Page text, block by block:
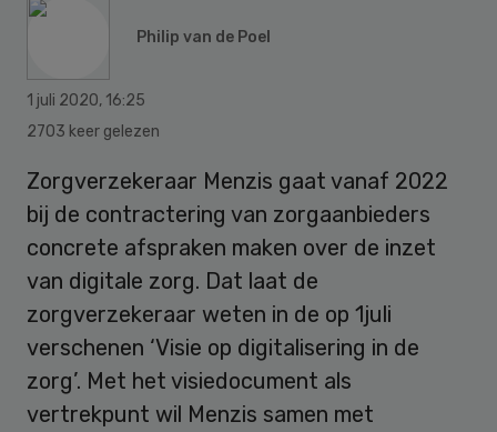
Philip van de Poel
1 juli 2020, 16:25
2703 keer gelezen
Zorgverzekeraar Menzis gaat vanaf 2022
bij de contractering van zorgaanbieders
concrete afspraken maken over de inzet
van digitale zorg. Dat laat de
zorgverzekeraar weten in de op 1juli
verschenen ‘Visie op digitalisering in de
zorg’. Met het visiedocument als
vertrekpunt wil Menzis samen met